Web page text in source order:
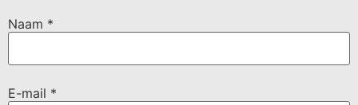
Naam *
E-mail *